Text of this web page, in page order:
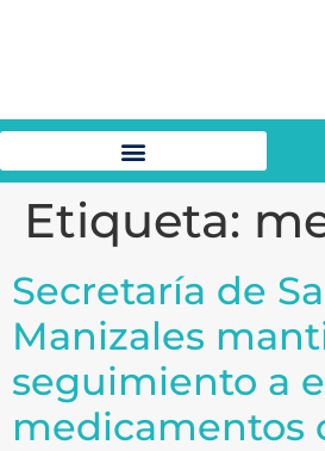
Etiqueta:
Secretaría de
Manizales
seguimiento a
medicamentos